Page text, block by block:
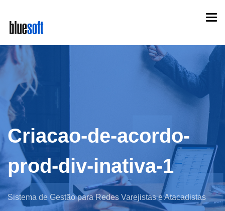
main
content
Criacao-de-acordo-
prod-div-inativa-1
Sistema de Gestão para Redes Varejistas e Atacadistas